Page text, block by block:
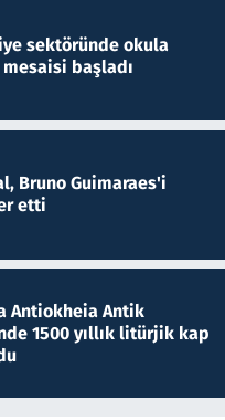
sektöründe okula
başladı
Bruno Guimaraes'i
etti
Antiokheia Antik
1500 yıllık litürjik kap